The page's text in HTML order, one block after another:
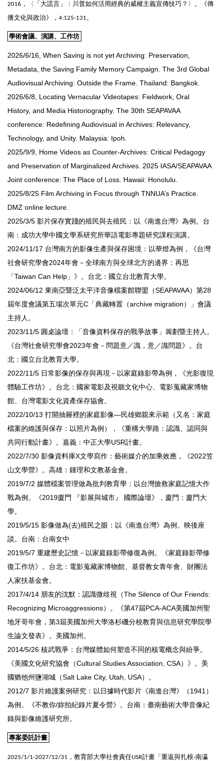
2016 ，〈「大謊言」：川普如何活用經典的威權主義宣傳技巧？〉。《傳
播文化與政治》， 4:125-131 。
學術會議、演講、工作坊
2026/6/16, When Saving is not yet Archiving: Preservation,
Metadata, the Saving Family Memory Campaign. The 3rd Global
Audiovisual Archiving: Outside the Frame. Thailand: Bangkok.
2026/6/8, Locating Vernacular Videotapes: Fieldwork, Oral
History, and Media Historiography. The 30th SEAPAVAA
conference: Redefining Audiovisual in Archives: Relevancy,
Technology, and Unity. Malaysia: Ipoh.
2025/9/9, Home Videos as Counter-Archives: Critical Pedagogy
and Preservation of Marginalized Archives. 2025 IASA/SEAPAVAA
Joint conference: The Place of Loss. Hawaii: Honolulu.
2025/8/25 Film Archiving in Focus through TNNUA’s Practice.
DMZ online lecture.
2025/3/5 影片保存實踐的殖民與去殖民：以《南進台灣》為例。台
南：成功大學中國文學系研究所華語電影專題研究課程演講。
2024/11/17 台灣南方的影像生產與保存困境：以華燈為例，《台灣
社會研究學會2024年會－全球南方與全球北方的邊界：再思
「Taiwan Can Help」》。台北：國立台北教育大學。
2024/06/12 東南亞暨泛太平洋音像檔案館聯盟（SEAPAVAA）第28
屆年度會議第五場次單元C「典藏轉置（archive migration）」會議
主持人。
2023/11/5 圓桌論壇：「音像資料保存的戰爭故事」籌劃暨主持人。
《台灣社會研究學會2023年會－問題意／識，意／識問題》。台
北：國立台北教育大學。
2022/11/5 日常影像的保存與再現－以家庭錄影帶為例，《光影復現
體驗工作坊》。台北：國家電影及視聽文化中心、電影蒐藏家博物
館、台灣電影文化資產保存協會。
2022/10/13 打開抽屜裡的家庭影像—民雄鄉親來示範（又名：家庭
檔案的維護與保存：以照片為例），《重構大學路：認識、認同與
共同行動計畫》。嘉義：中正大學USR計畫。
2022/7/30 影像資料庫X文學寫作：藝術媒介的加乘效應，《2022笠
山文學營》。高雄：鍾理和文教基金會。
2019/7/2 媒體檔案管理做為批判教育學：以台灣搶救家庭記憶大作
戰為例。《2019廈門 『影展與城市』 國際論壇》，廈門：廈門大
學。
2019/5/15 影像做為(去)殖民之眼：以《南進台灣》為例。映後座
談。台南：台南女中
2019/5/7 重建歷史記憶－以家庭錄影帶修復為例。《家庭錄影帶修
復工作坊》。台北：電影蒐藏家博物館、基督教女青年會、財團法
人家扶基金會。
2017/4/14 朋友的沈默：認識微歧視（The Silence of Our Friends:
Recognizing Microaggressions）。《第47屆PCA-ACA美國加州聖
地牙哥年會，第3屆美國加州大學洛杉磯分校教育與信息研究學院學
生論文發表》。美國加州。
2014/5/26 核武戰爭：台灣媒體如何塑造不同的核電概念與紛爭。
《美國文化研究協會（Cultural Studies Association, CSA）》。美
國猶他州鹽湖城（Salt Lake City, Utah, USA）。
2012/7 影片維護案例研究：以日據時代影片《南進台灣》（1941）
為例。《不教你/妳拍紀錄片夏令營》。台南：臺南藝術大學音像紀
錄與影像維護研究所。
專案委託計畫
2025/1/1-2027/12/31 ， 教育部大學社會責任USR計畫「重返與扎根-南瀛